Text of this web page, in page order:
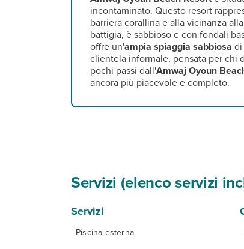
incontaminato. Questo resort
barriera corallina e alla vicinanza alla
battigia, è sabbioso e con fondali
offre un'ampia spiaggia sabbiosa
clientela informale, pensata per chi
pochi passi dall'Amwaj Oyoun
ancora più piacevole e completo.
Servizi (elenco servizi
Servizi
Piscina esterna